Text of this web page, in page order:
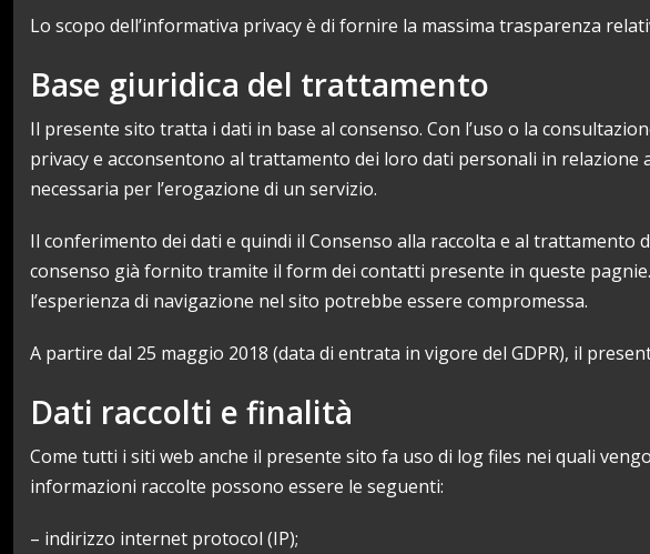
Lo scopo dell’informativa privacy è di fornire la massima trasparenza
Base giuridica del trattamento
Il presente sito tratta i dati in base al consenso. Con l’uso o la
privacy e acconsentono al trattamento dei loro dati personali in
necessaria per l’erogazione di un servizio.
Il conferimento dei dati e quindi il Consenso alla raccolta e al
consenso già fornito tramite il form dei contatti presente in queste
l’esperienza di navigazione nel sito potrebbe essere compromessa.
A partire dal 25 maggio 2018 (data di entrata in vigore del GDPR), il
Dati raccolti e finalità
Come tutti i siti web anche il presente sito fa uso di log files nei quali
informazioni raccolte possono essere le seguenti:
– indirizzo internet protocol (IP);